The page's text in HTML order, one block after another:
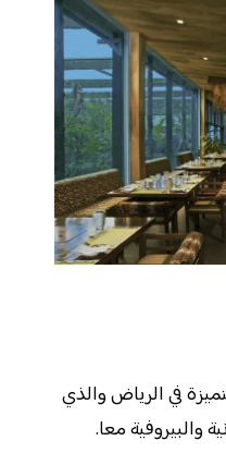
في الرياض والذي
والبيروفية معا.